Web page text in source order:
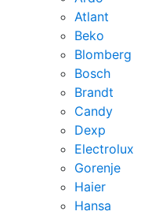
Atlant
Beko
Blomberg
Bosch
Brandt
Candy
Dexp
Electrolux
Gorenje
Haier
Hansa